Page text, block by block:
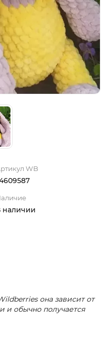
WB
наличии
она зависит от
и обычно получается